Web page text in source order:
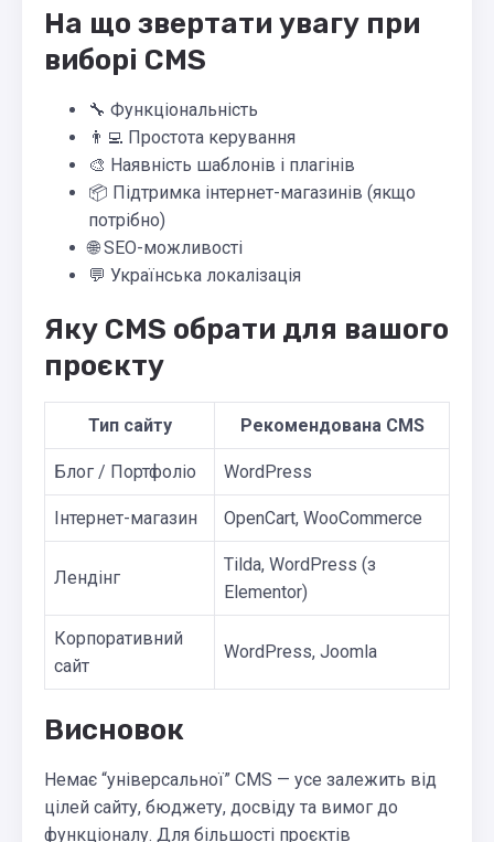
На що звертати увагу при
виборі CMS
🔧 Функціональність
👨‍💻 Простота керування
🎨 Наявність шаблонів і плагінів
📦 Підтримка інтернет-магазинів (якщо
потрібно)
🌐 SEO-можливості
💬 Українська локалізація
Яку CMS обрати для вашого
проєкту
Тип сайту Рекомендована CMS
Блог / Портфоліо WordPress
Інтернет-магазин OpenCart, WooCommerce
Лендінг
Tilda, WordPress (з
Elementor)
Корпоративний
сайт
WordPress, Joomla
Висновок
Немає “універсальної” CMS — усе залежить від
цілей сайту, бюджету, досвіду та вимог до
функціоналу. Для більшості проєктів